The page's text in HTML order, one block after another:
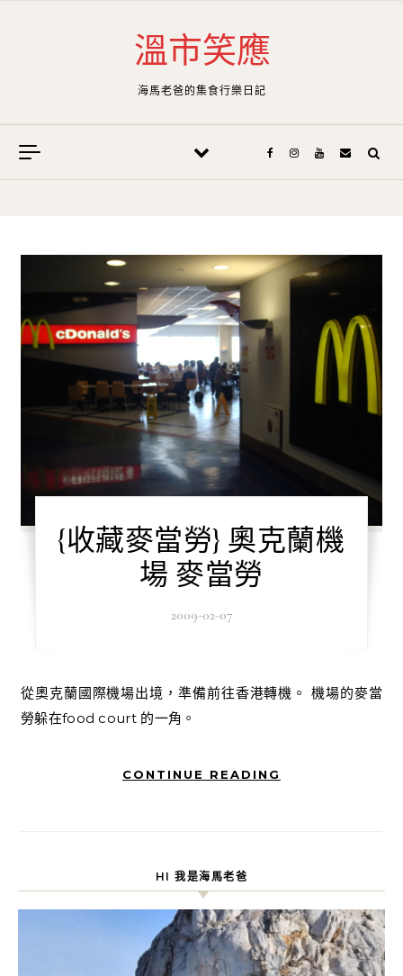
溫市笑應
海馬老爸的集食行樂日記
{收藏麥當勞} 奧克蘭機
場 麥當勞
2009-02-07
從奧克蘭國際機場出境，準備前往香港轉機。 機場的麥當
勞躲在food court 的一角。
CONTINUE READING
HI 我是海馬老爸